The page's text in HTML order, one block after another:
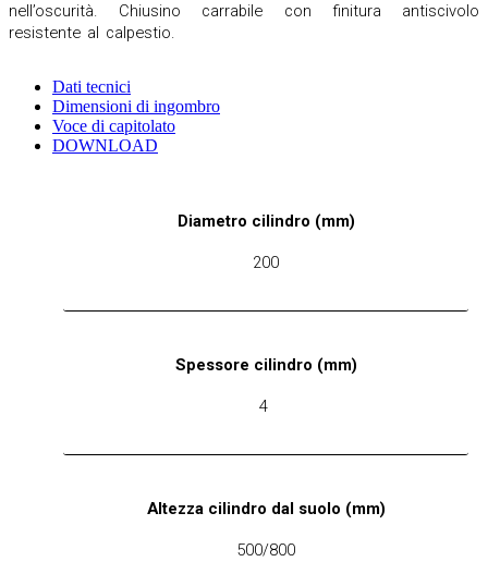
nell’oscurità. Chiusino carrabile con finitura antiscivolo
resistente al calpestio.
Dati tecnici
Dimensioni di ingombro
Voce di capitolato
DOWNLOAD
Diametro cilindro (mm)
200
Spessore cilindro (mm)
4
Altezza cilindro dal suolo (mm)
500/800